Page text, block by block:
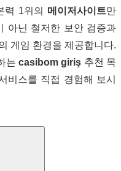
력 1위의 메이저사이트만
아닌 철저한 보안 검증과
게임 환경을 제공합니다.
는casibom giriş 추천 목
비스를 직접 경험해 보시